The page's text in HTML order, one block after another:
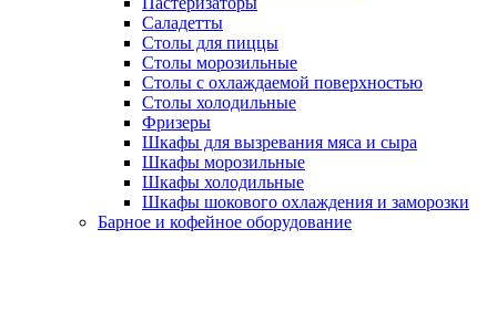
Саладетты
Столы для пиццы
Столы морозильные
Столы с охлаждаемой поверхностью
Столы холодильные
Фризеры
Шкафы для вызревания мяса и сыра
Шкафы морозильные
Шкафы холодильные
Шкафы шокового охлаждения и заморозки
Барное и кофейное оборудование